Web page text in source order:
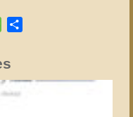
Message